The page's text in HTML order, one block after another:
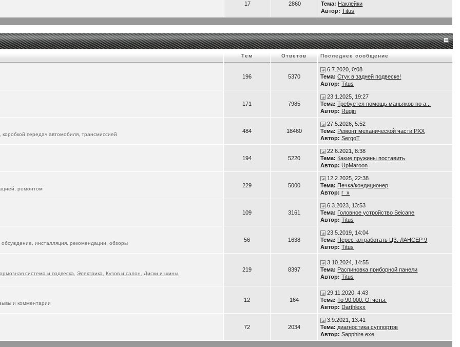
изучать и управление со смартфона...
скоро разберусь со всемии возможностями... Там столько всего понапихано...
06-ev/
его в городе. А я пока катаюсь на ФЫЧ, но жду прибытия новой электрички...
другие автомобили в форум "вживлять"
17 2860
Тема: Наклейки
Автор: Titus
Тем Ответов Последнее сообщение
196 5370
6.7.2020, 0:08
Тема: Стук в задней подвеске!
Автор: Titus
171 7985
23.1.2025, 19:27
Тема: Требуется помощь маньяков по а...
Автор: Rugin
передач автомобиля, трансмиссией
484 18460
27.5.2026, 5:52
Тема: Ремонт механической части РХХ
Автор: SergoT
194 5220
22.6.2021, 8:38
Тема: Какие пружины поставить
Автор: UpMaroon
ремонтом
229 5000
12.2.2025, 22:38
Тема: Печка/кондиционер
Автор: r_x
109 3161
6.3.2023, 13:53
Тема: Головное устройство Seicane
Автор: Titus
инсталляция, рекомендации, обзоры
56 1638
23.5.2019, 14:04
Тема: Перестал работать ЦЗ. ЛАНСЕР 9
Автор: Titus
система и подвеска ,Электрика ,Кузов и салон Диски и шины
219 8397
3.10.2024, 14:55
Тема: Распиновка приборной панели
Автор: Titus
и комментарии
12 164
29.11.2020, 4:43
Тема: То 90.000. Отчеты.
Автор: Darthlexx
72 2034
3.9.2021, 13:41
Тема: диагностика суппортов
Автор: Sapphire.exe